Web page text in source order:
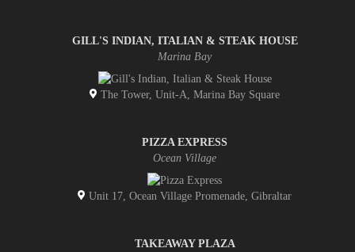
GILL'S INDIAN, ITALIAN & STEAK HOUSE
Marina Bay
The Tower, Unit-A, Marina Bay Square
PIZZA EXPRESS
Ocean Village
Unit 17, Ocean Village Promenade, Gibraltar
TAKEAWAY PLAZA